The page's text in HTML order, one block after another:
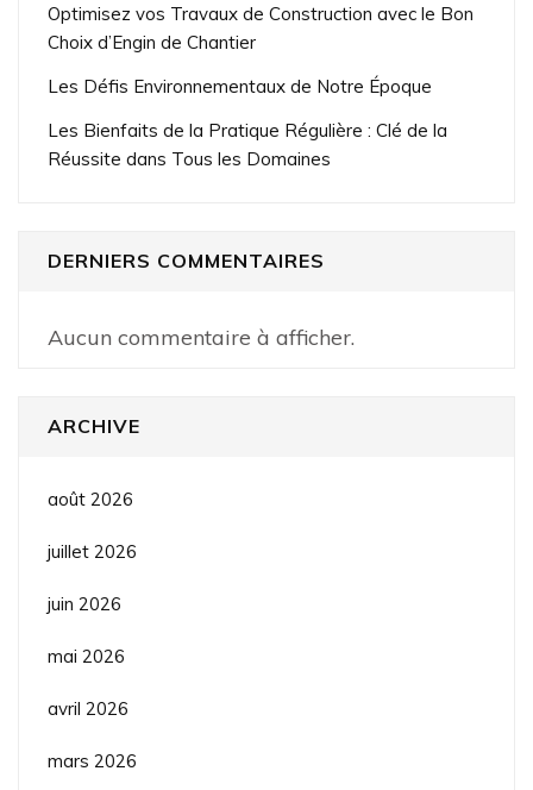
Optimisez vos Travaux de Construction avec le Bon
Choix d’Engin de Chantier
Les Défis Environnementaux de Notre Époque
Les Bienfaits de la Pratique Régulière : Clé de la
Réussite dans Tous les Domaines
DERNIERS COMMENTAIRES
Aucun commentaire à afficher.
ARCHIVE
août 2026
juillet 2026
juin 2026
mai 2026
avril 2026
mars 2026